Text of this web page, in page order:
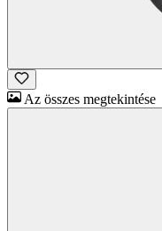
Az összes megtekintése